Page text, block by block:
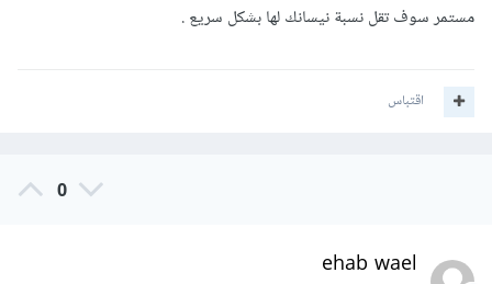
مستمر سوف تقل نسبة نيسانك لها بشكل سريع .
اقتباس
0
ehab wael